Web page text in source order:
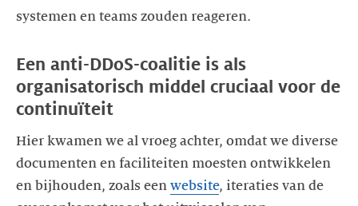
systemen en teams zouden reageren.
Een anti-DDoS-coalitie is als
organisatorisch middel cruciaal voor de
continuïteit
Hier kwamen we al vroeg achter, omdat we diverse
documenten en faciliteiten moesten ontwikkelen
en bijhouden, zoals een website, iteraties van de